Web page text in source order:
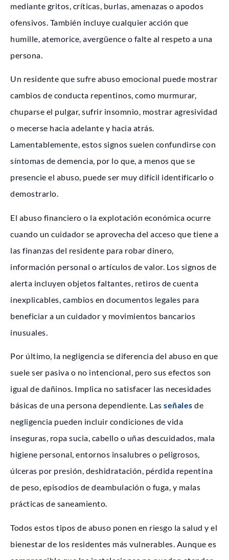
mediante gritos, críticas, burlas, amenazas o apodos
ofensivos. También incluye cualquier acción que
humille, atemorice, avergüence o falte al respeto a una
persona.
Un residente que sufre abuso emocional puede mostrar
cambios de conducta repentinos, como murmurar,
chuparse el pulgar, sufrir insomnio, mostrar agresividad
o mecerse hacia adelante y hacia atrás.
Lamentablemente, estos signos suelen confundirse con
síntomas de demencia, por lo que, a menos que se
presencie el abuso, puede ser muy difícil identificarlo o
demostrarlo.
El abuso financiero o la explotación económica ocurre
cuando un cuidador se aprovecha del acceso que tiene a
las finanzas del residente para robar dinero,
información personal o artículos de valor. Los signos de
alerta incluyen objetos faltantes, retiros de cuenta
inexplicables, cambios en documentos legales para
beneficiar a un cuidador y movimientos bancarios
inusuales.
Por último, la negligencia se diferencia del abuso en que
suele ser pasiva o no intencional, pero sus efectos son
igual de dañinos. Implica no satisfacer las necesidades
básicas de una persona dependiente. Las señales de
negligencia pueden incluir condiciones de vida
inseguras, ropa sucia, cabello o uñas descuidados, mala
higiene personal, entornos insalubres o peligrosos,
úlceras por presión, deshidratación, pérdida repentina
de peso, episodios de deambulación o fuga, y malas
prácticas de saneamiento.
Todos estos tipos de abuso ponen en riesgo la salud y el
bienestar de los residentes más vulnerables. Aunque es